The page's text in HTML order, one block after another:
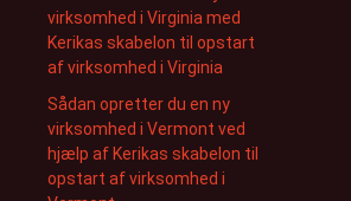
virksomhed i Virginia med
Kerikas skabelon til opstart
af virksomhed i Virginia
Sådan opretter du en ny
virksomhed i Vermont ved
hjælp af Kerikas skabelon til
opstart af virksomhed i